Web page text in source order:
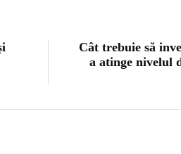
Cât trebuie să
a atinge nivelul